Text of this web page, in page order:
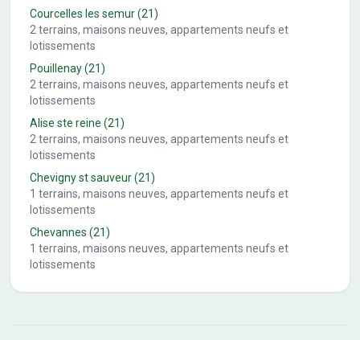
Courcelles les semur(21)
2 terrains, maisons neuves, appartements neufs et
lotissements
Pouillenay(21)
2 terrains, maisons neuves, appartements neufs et
lotissements
Alise ste reine (21)
2 terrains, maisons neuves, appartements neufs et
lotissements
Chevigny st sauveur(21)
1 terrains, maisons neuves, appartements neufs et
lotissements
Chevannes (21)
1 terrains, maisons neuves, appartements neufs et
lotissements